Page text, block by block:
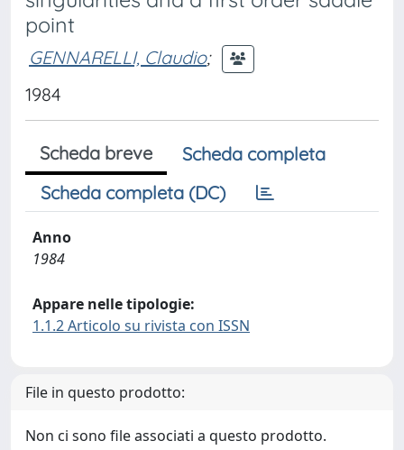
point
GENNARELLI, Claudio;
1984
Scheda breve
Scheda completa
Scheda completa (DC)
Anno
1984
Appare nelle tipologie:
1.1.2 Articolo su rivista con ISSN
File in questo prodotto:
Non ci sono file associati a questo prodotto.